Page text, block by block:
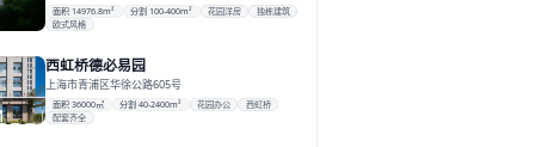
面积 14976.8m² 分割 100-400m² 花园洋房
独栋建筑
欧式风格
西虹桥德必易园
上海市青浦区华徐公路605号
面积 36000㎡ 分割 40-2400m² 花园办公
西虹桥
配套齐全